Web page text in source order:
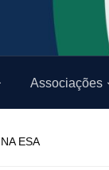
Associações
ESA